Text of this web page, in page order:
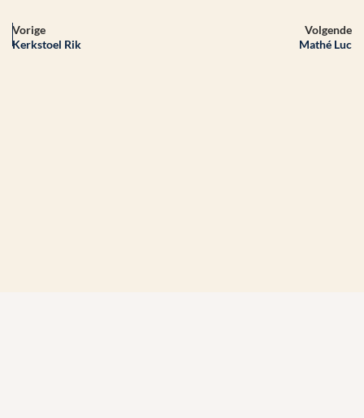
Vorige
Volgende
Kerkstoel Rik
Mathé Luc